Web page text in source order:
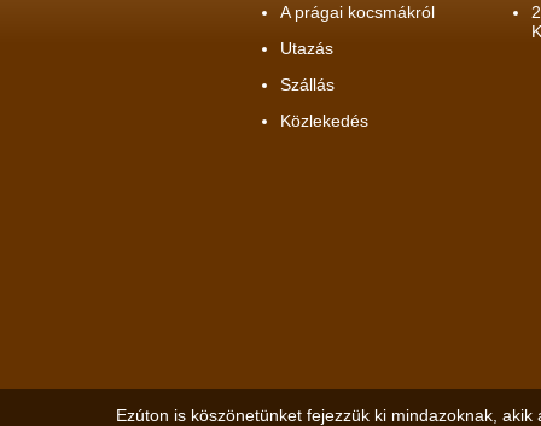
A prágai kocsmákról
Utazás
Szállás
Közlekedés
Ezúton is köszönetünket fejezzük ki mindazoknak,